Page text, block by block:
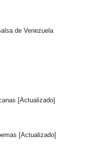
de Venezuela
[Actualizado]
[Actualizado]